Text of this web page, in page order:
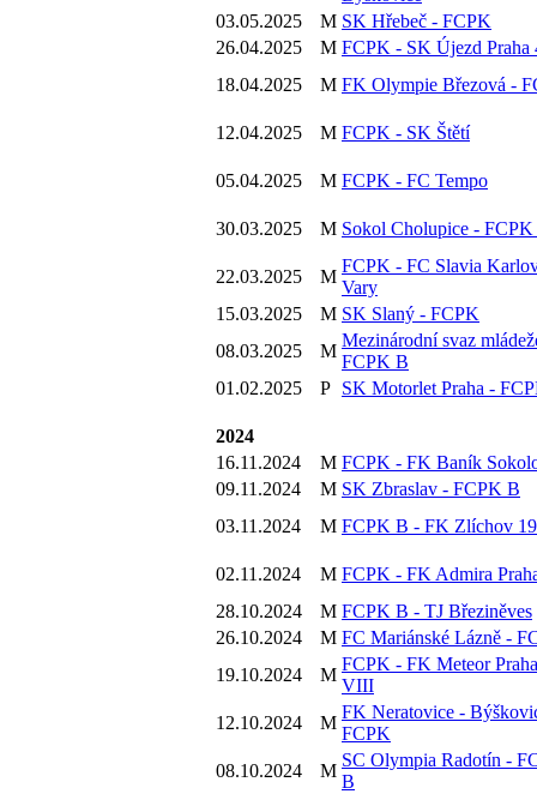
03.05.2025
M SK Hřebeč - FCPK
26.04.2025
M FCPK - SK Újezd Praha
18.04.2025
M FK Olympie Březová -
12.04.2025 M FCPK - SK Štětí
05.04.2025 M FCPK - FC Tempo
30.03.2025 M Sokol Cholupice -
22.03.2025 M
FCPK - FC Slavia
Vary
15.03.2025
M SK Slaný - FCPK
08.03.2025
M
Mezinárodní svaz
FCPK B
01.02.2025
P SK Motorlet Praha -
2024
16.11.2024
M FCPK - FK Baník
09.11.2024
M SK Zbraslav - FCPK B
03.11.2024
M FCPK B - FK Zlíchov
02.11.2024 M FCPK - FK Admira
28.10.2024
M FCPK B - TJ Březiněves
26.10.2024
M FC Mariánské Lázně -
19.10.2024
M
FCPK - FK Meteor Praha
VIII
12.10.2024
M
FK Neratovice -
FCPK
08.10.2024
M
SC Olympia Radotín -
B